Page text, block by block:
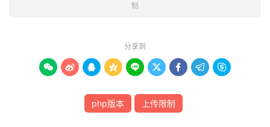
制
分享到
        
php版本 上传限制